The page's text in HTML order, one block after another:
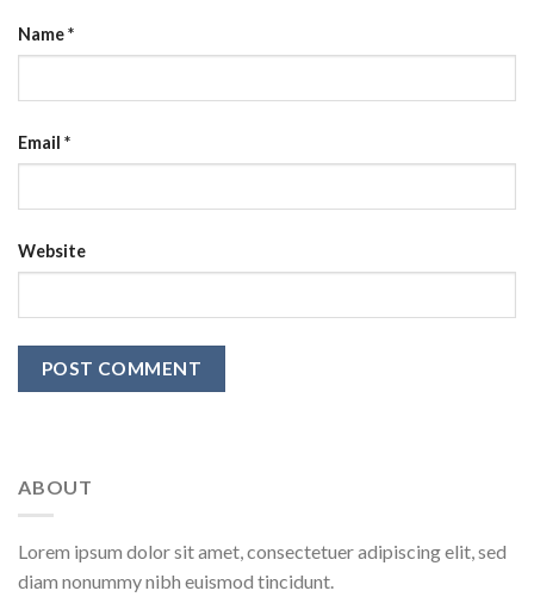
Name*
Email *
Website
ABOUT
Lorem ipsum dolor sit amet, consectetuer adipiscing elit, sed
diam nonummy nibh euismod tincidunt.